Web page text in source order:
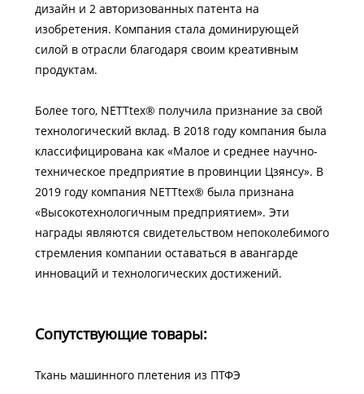
дизайн и 2 авторизованных патента на
изобретения. Компания стала доминирующей
силой в отрасли благодаря своим креативным
продуктам.
Более того, NETTtex® получила признание за свой
технологический вклад. В 2018 году компания была
классифицирована как «Малое и среднее научно-
техническое предприятие в провинции Цзянсу». В
2019 году компания NETTtex® была признана
«Высокотехнологичным предприятием». Эти
награды являются свидетельством непоколебимого
стремления компании оставаться в авангарде
инноваций и технологических достижений.
Сопутствующие товары:
Ткань машинного плетения из ПТФЭ